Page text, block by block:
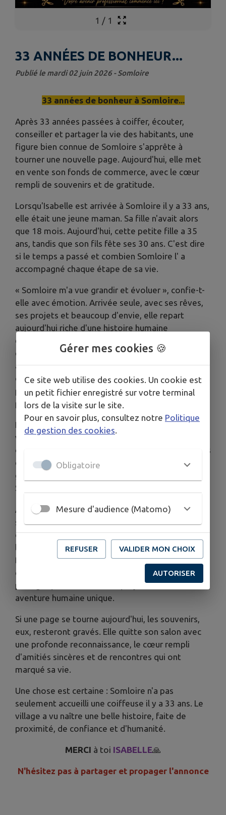
1 / 1
33 ANNÉES DE BONHEUR...
Publié le mardi 02 juin 2026 - Somloire
33 années de bonheur à Somloire...
Après 33 années passées à coiffer, écouter,
conseiller et partager la vie des habitants, une
figure bien connue de Somloire s'apprête à
tourner une nouvelle page. Aujourd'hui, elle met
en vente son fonds de commerce, avec le cœur
rempli de souvenirs et de gratitude.
Lorsqu'Isabelle est arrivée à Somloire il y a 33 ans,
elle était une jeune maman. Sa fille n'avait alors
que 18 mois. Aujourd'hui, cette petite fille a 35
ans, tandis que son fils fête ses 30 ans. C'est dire
si le temps a passé et combien Somloire l' a
accompagné chaque étape de sa vie.
« Somloire m'a vue grandir et évoluer », confie-t-
elle avec émotion. Arrivée seule, avec ses rêves,
ses projets et beaucoup d'envie, elle repart
aujourd'hui riche d'une histoire humaine
exceptionnelle. Au fil des années, les clients sont
devenus des visages familiers, parfois même des
amis. Des générations entières se sont succédé
dans son salon, partageant leurs joies, leurs
peines, leurs mariages, leurs naissances et les
petits moments du quotidien.
Plus qu'un métier, cette aventure a été une
véritable histoire de rencontres. Durant ces trois
décennies, elle dit n'avoir connu que des moments
de bonheur, portée par la bienveillance, la
gentillesse et la fidélité des Somloiraises et des
Somloirais.
Au moment de transmettre son activité, elle
souhaite adresser un immense
à tous ceux
qui ont franchi la porte de son salon. Merci pour
leur confiance, leur soutien et leur fidélité sans
faille. Merci également pour tous ces échanges,
ces sourires, ces éclats de rire et ces instants de
partage qui ont fait de chaque journée une
aventure humaine unique.
Si une page se tourne aujourd'hui, les souvenirs,
eux, resteront gravés. Elle quitte son salon avec
une profonde reconnaissance, le cœur rempli
d'amitiés sincères et de rencontres qui ont
marqué sa vie.
Une chose est certaine : Somloire n'a pas
seulement accueilli une coiffeuse il y a 33 ans. Le
village a vu naître une belle histoire, faite de
proximité, de confiance et d'humanité.
MERCI à toi ISABELLE🙏
N'hésitez pas à partager et propager l'annonce
Gérer mes cookies 🍪
Ce site web utilise des cookies. Un cookie est
un petit fichier enregistré sur votre terminal
lors de la visite sur le site.
Pour en savoir plus, consultez notre Politique
de gestion des cookies.
Obligatoire
Mesure d'audience (Matomo)
REFUSER VALIDER MON CHOIX
AUTORISER